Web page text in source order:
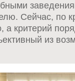
Сейчас, по
а критерий
из